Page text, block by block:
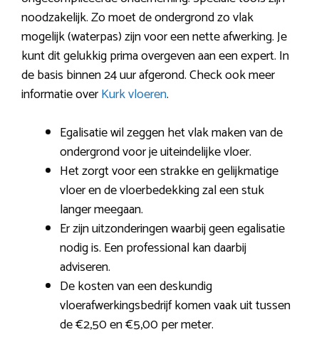
noodzakelijk. Zo moet de ondergrond zo vlak
mogelijk (waterpas) zijn voor een nette afwerking. Je
kunt dit gelukkig prima overgeven aan een expert. In
de basis binnen 24 uur afgerond. Check ook meer
informatie overKurk vloeren.
Egalisatie wil zeggen het vlak maken van de
ondergrond voor je uiteindelijke vloer.
Het zorgt voor een strakke en gelijkmatige
vloer en de vloerbedekking zal een stuk
langer meegaan.
Er zijn uitzonderingen waarbij geen egalisatie
nodig is. Een professional kan daarbij
adviseren.
De kosten van een deskundig
vloerafwerkingsbedrijf komen vaak uit tussen
de €2,50 en €5,00 per meter.